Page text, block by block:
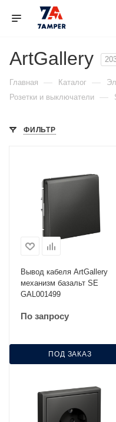
ArtGallery
Главная — Каталог —
Розетки и выключатели —
ФИЛЬТР
Вывод кабеля ArtGallery
механизм базальт SE
GAL001499
По запросу
ПОД ЗАКАЗ